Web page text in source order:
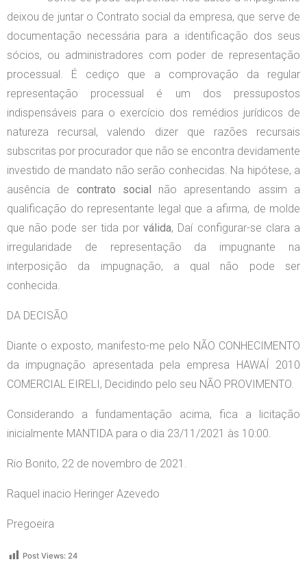
deixou de juntar o Contrato social da empresa, que serve de
documentação necessária para a identificação dos seus
sócios, ou administradores com poder de representação
processual. É cediço que a comprovação da regular
representação processual é um dos pressupostos
indispensáveis para o exercício dos remédios jurídicos de
natureza recursal, valendo dizer que razões recursais
subscritas por procurador que não se encontra devidamente
investido de mandato não serão conhecidas. Na hipótese, a
ausência de contrato social
não apresentando assim a
qualificação do representante legal que a afirma, de molde
que não pode ser tida porválida, Daí configurar-se clara a
irregularidade de representação da impugnante na
interposição da impugnação, a qual não pode ser
conhecida.
DA DECISÃO
Diante o exposto, manifesto-me pelo NÃO CONHECIMENTO
da impugnação apresentada pela empresa HAWAÍ 2010
COMERCIAL EIRELI, Decidindo pelo seu NÃO PROVIMENTO.
Considerando a fundamentação acima, fica a licitação
inicialmente MANTIDA para o dia 23/11/2021 às 10:00.
Rio Bonito, 22 de novembro de 2021.
Raquel inacio Heringer Azevedo
Pregoeira
Post Views: 24